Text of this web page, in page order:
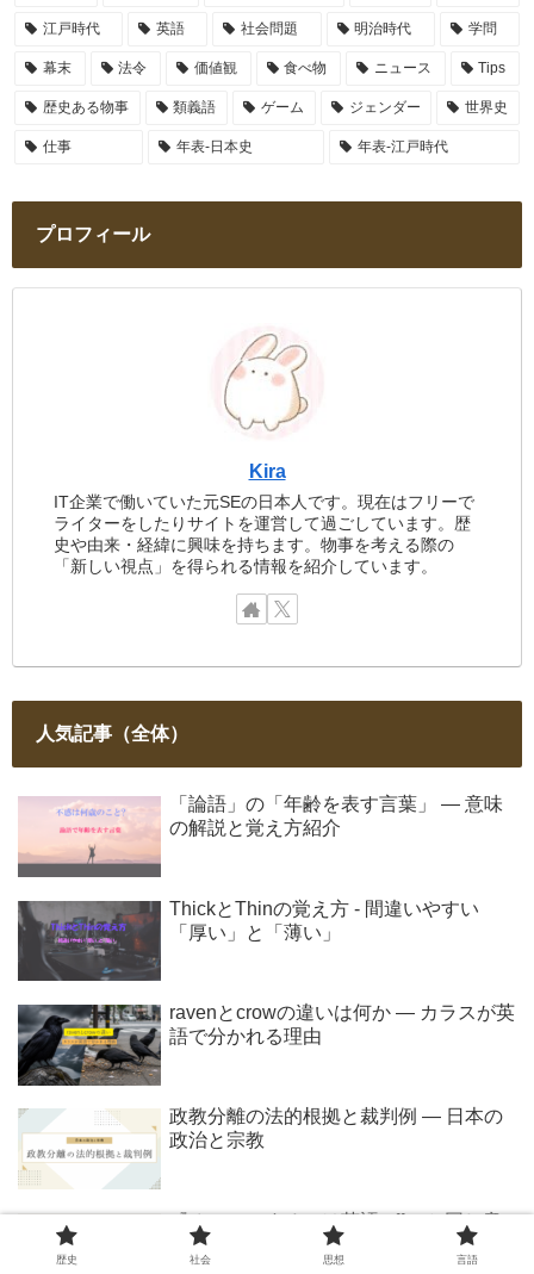
江戸時代 英語 社会問題 明治時代 学問
幕末 法令 価値観 食べ物 ニュース Tips
歴史ある物事 類義語 ゲーム ジェンダー 世界史
仕事 年表-日本史 年表-江戸時代
プロフィール
Kira
IT企業で働いていた元SEの日本人です。現在はフリーで
ライターをしたりサイトを運営して過ごしています。歴
史や由来・経緯に興味を持ちます。物事を考える際の
「新しい視点」を得られる情報を紹介しています。
人気記事（全体）
「論語」の「年齢を表す言葉」 ― 意味
の解説と覚え方紹介
ThickとThinの覚え方 - 間違いやすい
「厚い」と「薄い」
ravenとcrowの違いは何か ― カラスが英
語で分かれる理由
政教分離の法的根拠と裁判例 ― 日本の
政治と宗教
『オファーする』は英語 offer と同じ意
味？日本人が注意すべき誤用ポイント
歴史 社会 思想 言語